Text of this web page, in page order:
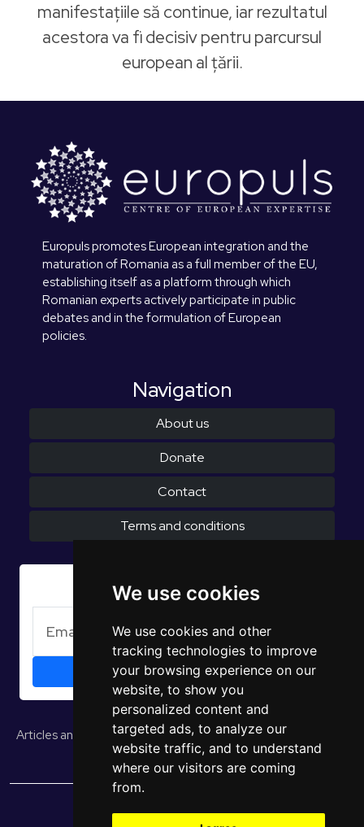
We use cookies
We use cookies and other
tracking technologies to improve
your browsing experience on our
website, to show you
personalized content and
targeted ads, to analyze our
website traffic, and to understand
where our visitors are coming
from.
manifestațiile să continue, iar rezultatul
acestora va fi decisiv pentru parcursul
european al țării.
Europuls promotes European integration and the
maturation of Romania as a full member of the EU,
establishing itself as a platform through which
Romanian experts actively participate in public
debates and in the formulation of European
policies.
Navigation
About us
Donate
Contact
Terms and conditions
Subscribe to Newsletter
Articles and opinionsStudies and reportsEUROPULS Results
© 2026 EUROPULS. All rights reserved.